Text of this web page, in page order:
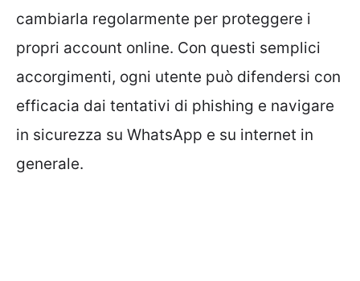
cambiarla regolarmente per proteggere i
propri account online. Con questi semplici
accorgimenti, ogni utente può difendersi con
efficacia dai tentativi di phishing e navigare
in sicurezza su WhatsApp e su internet in
generale.